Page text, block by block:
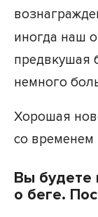
иногда наш
предвкушая
немного
Хорошая
со временем
Вы будете
о беге.